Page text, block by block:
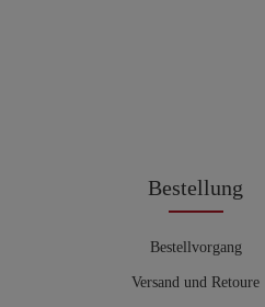
Bestellung
Bestellvorgang
Versand und Retoure